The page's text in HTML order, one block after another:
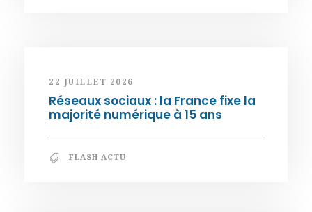
22 JUILLET 2026
Réseaux sociaux : la France fixe la
majorité numérique à 15 ans
FLASH ACTU